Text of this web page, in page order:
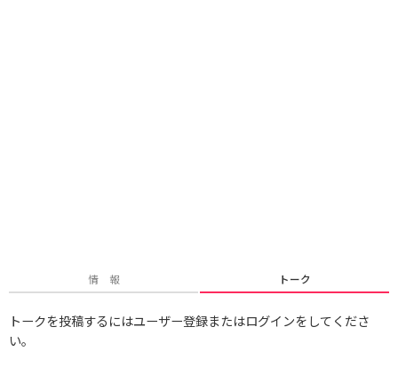
情 報 トーク
トークを投稿するにはユーザー登録またはログインをしてくださ
い。